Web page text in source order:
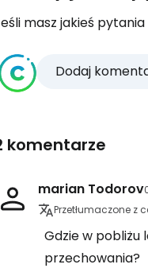
masz jakieś
Dodaj
komentarze
marian Todorov
Przetłumaczone z
Gdzie w pobliżu
przechowania?